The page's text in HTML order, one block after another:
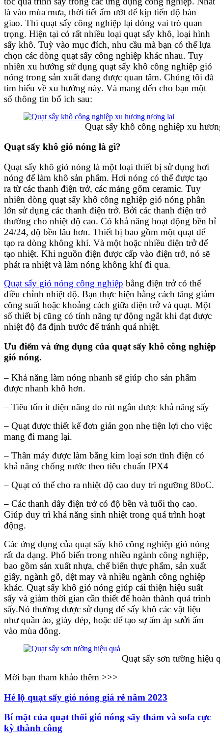
là vào mùa mưa, thời tiết ẩm ướt để kịp tiến độ bàn
giao. Thì quạt sấy công nghiệp lại đóng vai trò quan
trọng. Hiện tại có rất nhiều loại quạt sấy khô, loại hình
sấy khô. Tuỳ vào mục đích, nhu cầu mà bạn có thể lựa
chọn các dòng quạt sấy công nghiệp khác nhau. Tuy
nhiên xu hướng sử dụng quạt sấy khô công nghiệp gió
nóng trong sản xuất đang được quan tâm. Chúng tôi đã
tìm hiểu về xu hướng này. Và mang đến cho bạn một
số thông tin bổ ich sau:
Quạt sấy khô công nghiệp xu hương
Quạt sấy khô gió nóng là gì?
Quạt sấy khô gió nóng là một loại thiết bị sử dụng hơi
nóng để làm khô sản phẩm. Hơi nóng có thể được tạo
ra từ các thanh điện trở, các mảng gốm ceramic. Tuy
nhiên dòng quạt sấy khô công nghiệp gió nóng phần
lớn sử dụng các thanh điện trở. Bởi các thanh điện trở
thường cho nhiệt độ cao. Có khả năng hoạt động bền bỉ
24/24, độ bền lâu hơn. Thiết bị bao gồm một quạt để
tạo ra dòng không khí. Và một hoặc nhiều điện trở để
tạo nhiệt. Khi nguồn điện được cấp vào điện trở, nó sẽ
phát ra nhiệt và làm nóng không khí đi qua.
Quạt sấy gió nóng công nghiệp bằng điện trở có thể
điều chỉnh nhiệt độ. Bạn thực hiện bằng cách tăng giảm
công suất hoặc khoảng cách giữa điện trở và quạt. Một
số thiết bị cũng có tính năng tự động ngắt khi đạt được
nhiệt độ đã định trước để tránh quá nhiệt.
Ưu điểm và ứng dụng của quạt sấy khô công nghiệp
gió nóng.
– Khả năng làm nóng nhanh sẽ giúp cho sản phẩm
được nhanh khô hơn.
– Tiêu tốn ít điện năng do rút ngắn được khả năng sấy
– Quạt được thiết kế đơn giản gọn nhẹ tiện lợi cho việc
mang đi mang lại.
– Thân máy được làm bằng kim loại sơn tĩnh điện có
khả năng chống nước theo tiêu chuẩn IPX4
– Quạt có thể cho ra nhiệt độ cao duy trì ngưỡng 80oC.
– Các thanh dây điện trở có độ bền và tuổi thọ cao.
Giúp duy trì khả năng sinh nhiệt trong quá trình hoạt
động.
Các ứng dụng của quạt sấy khô công nghiệp gió nóng
rất đa dạng. Phổ biến trong nhiều ngành công nghiệp,
bao gồm sản xuất nhựa, chế biến thực phẩm, sản xuất
giấy, ngành gỗ, dệt may và nhiều ngành công nghiệp
khác. Quạt sấy khô gió nóng giúp cải thiện hiệu suất
sấy và giảm thời gian cần thiết để hoàn thành quá trình
sấy.Nó thường được sử dụng để sấy khô các vật liệu
như quần áo, giày dép, hoặc để tạo sự ấm áp sưởi ấm
vào mùa đông.
Quạt sấy sơn tường hiệu
Mời bạn tham khảo thêm >>>
Hé lộ quạt sấy gió nóng giá rẻ năm 2023
Bí mật của quạt thổi gió nóng sấy thảm và sofa cực
kỳ thành công